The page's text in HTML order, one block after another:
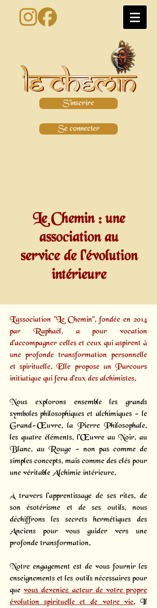
S'inscrire
Se connecter
Le Chemin : une
association au
service de l'évolution
intérieure
L'association "Le Chemin", fondée en 2014
par Raphaël, a pour vocation
d'accompagner celles et ceux qui aspirent à
une profonde transformation personnelle
et spirituelle. Elle propose un Parcours
initiatiquequi fera d’eux des alchimistes.
Nous explorons ensemble les grands
symboles philosophiques et alchimiques - le
Grand-Œuvre, la Pierre Philosophale,
les quatre éléments, l'Œuvre au Noir, au
Blanc, au Rouge - non pas comme de
simples concepts, mais comme des clés pour
une véritable Alchimie intérieure.
À travers l'apprentissage de ses rites, de
son ésotérisme et de ses outils, nous
déchiffrons les secrets hermétiques des
Anciens pour vous guider vers une
profonde transformation.
Notre engagement est de vous fournir les
enseignements et les outils nécessaires pour
quevous deveniez acteur de votre propre
évolution spirituelle et de votre vie.Il